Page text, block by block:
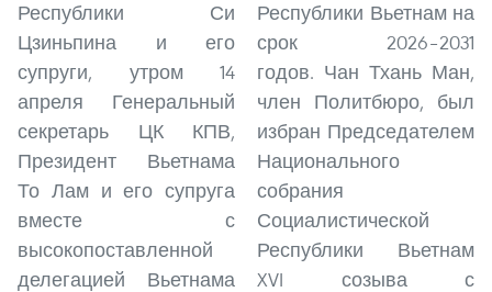
Республики Си
Цзиньпина и его
супруги, утром 14
апреля Генеральный
секретарь ЦК КПВ,
Президент Вьетнама
То Лам и его супруга
вместе с
высокопоставленной
делегацией Вьетнама
Республики Вьетнам на
срок 2026–2031
годов. Чан Тхань Ман,
член Политбюро, был
избран Председателем
Национального
собрания
Социалистической
Республики Вьетнам
XVI созыва с